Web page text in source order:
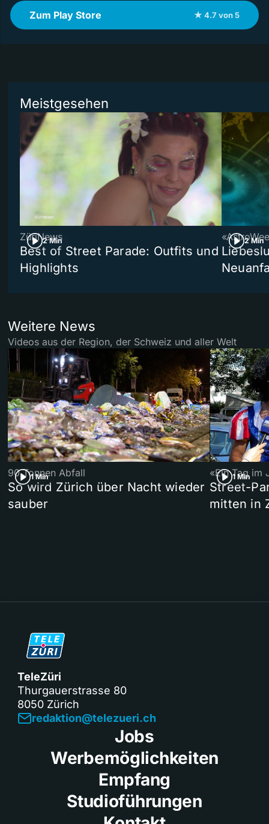
Zum Play Store ★ 4.7 von 5
Meistgesehen
2 Min
ZüriNews
Best of Street Parade: Outfits und
Highlights
2 Min
Weitere News
Videos aus der Region, der Schweiz und aller Welt
1 Min
90 Tonnen Abfall
So wird Zürich über Nacht wieder
sauber
1 Min
«Ein Tag im
Street-
mitten in
TeleZüri
Thurgauerstrasse 80
8050 Zürich
redaktion@telezueri.ch
Jobs
Werbemöglichkeiten
Empfang
Studioführungen